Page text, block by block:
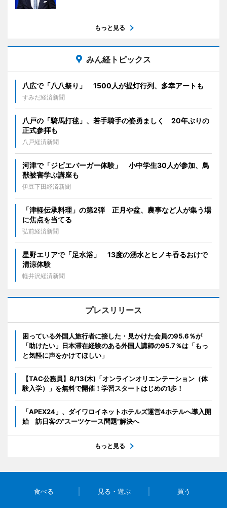
もっと見る
みん経トピックス
八広で「八八祭り」 1500人が提灯行列、多幸アートも
すみだ経済新聞
八戸の「騎馬打毬」、若手騎手の姿勇ましく 20年ぶりの
正式参拝も
八戸経済新聞
河津で「ジビエバーガー体験」 小中学生30人が参加、鳥
獣被害学ぶ講座も
伊豆下田経済新聞
「津軽伝承料理」の第2弾 正月や盆、農事など人が集う場
に焦点を当てる
弘前経済新聞
星野エリアで「足水浴」 13度の湧水とヒノキ香るおけで
清涼体験
軽井沢経済新聞
プレスリリース
困っている外国人旅行者に接した・見かけた会員の95.6％が
「助けたい」日本滞在経験のある外国人講師の95.7％は「もっ
と気軽に声をかけてほしい」
【TAC公務員】8/13(木)「オンラインオリエンテーション（体
験入学）」を無料で開催！学習スタートはじめの1歩！
「APEX24」、ダイワロイネットホテルズ運営4ホテルへ導入開
始 訪日客の“スーツケース問題”解決へ
もっと見る
食べる 見る・遊ぶ 買う